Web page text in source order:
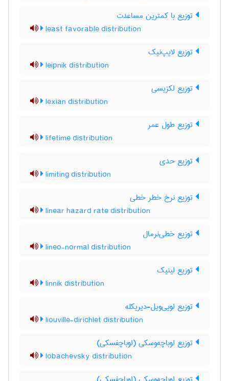
توزیع با کمترین مساعدت
least favorable distribution
توزیع لایپ‌نیک
leipnik distribution
توزیع لکزیسی
lexian distribution
توزیع طول عمر
lifetime distribution
توزیع حدی
limiting distribution
توزیع نرخ خطر خطی
linear hazard rate distribution
توزیع خطی‌نرمال
lineo-normal distribution
توزیع لینیک
linnik distribution
توزیع لویی‌ویل-دیریکله
liouville-dirichlet distribution
توزیع لوباچه‌وسکی (لوباچفسکی)
lobachevsky distribution